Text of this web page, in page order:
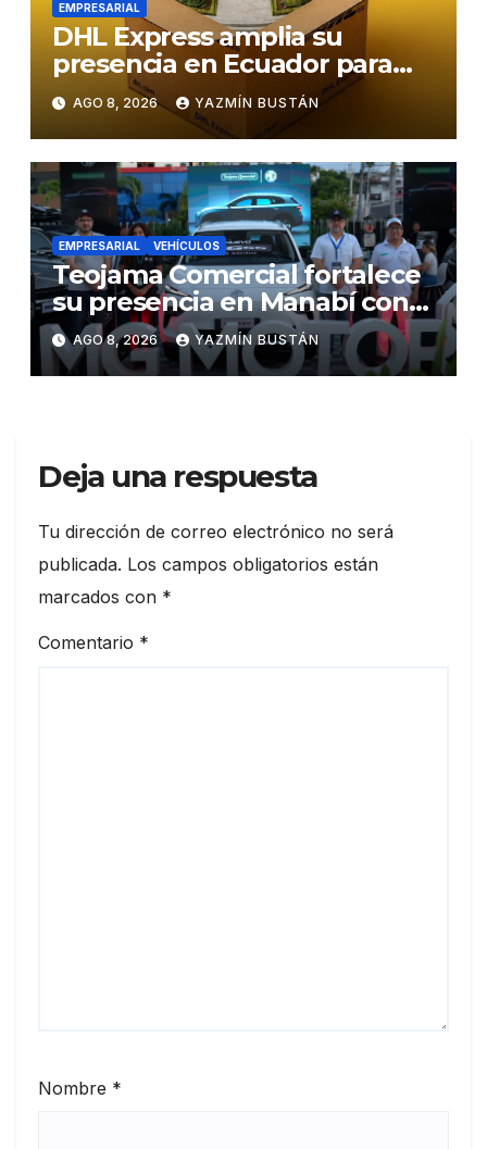
EMPRESARIAL
DHL Express amplia su
presencia en Ecuador para
responder al crecimiento de
las exportaciones
AGO 8, 2026 YAZMÍN BUSTÁN
EMPRESARIAL VEHÍCULOS
Teojama Comercial fortalece
su presencia en Manabí con
una apuesta por la movilidad
híbrida y eléctrica durante
ExpoAuto del Pacífico 2026
AGO 8, 2026 YAZMÍN BUSTÁN
Deja una respuesta
Tu dirección de correo electrónico no será
publicada. Los campos obligatorios están
marcados con *
Comentario *
Nombre *